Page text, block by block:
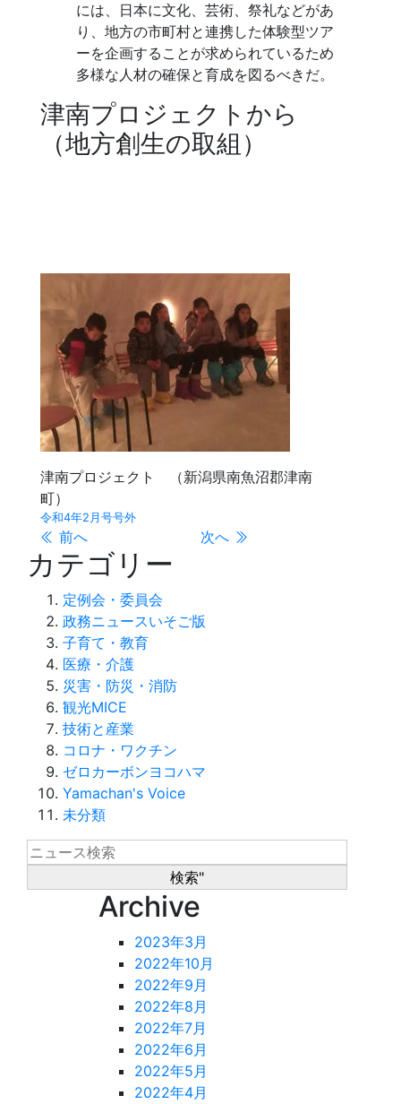
には、日本に文化、芸術、祭礼などがあ
り、地方の市町村と連携した体験型ツア
ーを企画することが求められているため
多様な人材の確保と育成を図るべきだ。
津南プロジェクトから
（地方創生の取組）
津南プロジェクト （新潟県南魚沼郡津南
町）
令和4年2月号号外
前へ 次へ
カテゴリー
定例会・委員会
政務ニュースいそご版
子育て・教育
医療・介護
災害・防災・消防
観光MICE
技術と産業
コロナ・ワクチン
ゼロカーボンヨコハマ
Yamachan's Voice
未分類
Archive
2023年3月
2022年10月
2022年9月
2022年8月
2022年7月
2022年6月
2022年5月
2022年4月